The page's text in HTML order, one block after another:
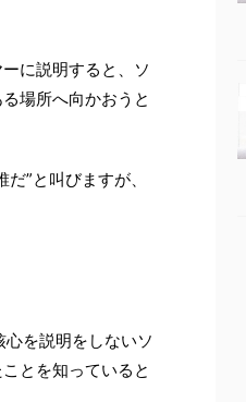
に説明すると、ソ
場所へ向かおうと
”と叫びますが、
心を説明をしないソ
とを知っていると